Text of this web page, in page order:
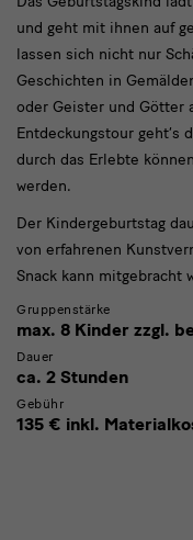
und geht mit ihnen auf
lassen sich nicht nur
Geschichten in
oder Geister und Götter
Entdeckungstour geht’s
durch das Erlebte
werden.
Der Kindergeburtstag
von erfahrenen
Snack kann mitgebracht
Gruppenstärke
max. 8 Kinder zzgl.
Dauer
ca. 2 Stunden
Gebühr
135 € inkl.